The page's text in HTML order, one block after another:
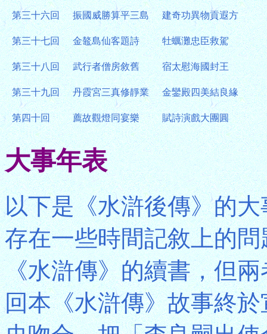
第三十六回 振國威勝算平三島 建奇功異物貢遐方
第三十七回 金鼇島仙客題詩 牡蠣灘忠臣救駕
第三十八回 武行者僧房敘舊 宿太慰海國封王
第三十九回 丹霞宮三真修靜業 金鑾殿四美結良緣
第四十回 薦故觀燈同宴樂 賦詩演戲大團圓
大事年表
以下是《水滸後傳》的
存在一些時間記敘上的
《水滸傳》的續書，但
回本《水滸傳》故事終